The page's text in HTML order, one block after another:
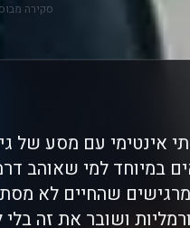
סקירה
עם מסע של
במיוחד למי שאוהב
שהחיים לא
ושובר את זה בלי